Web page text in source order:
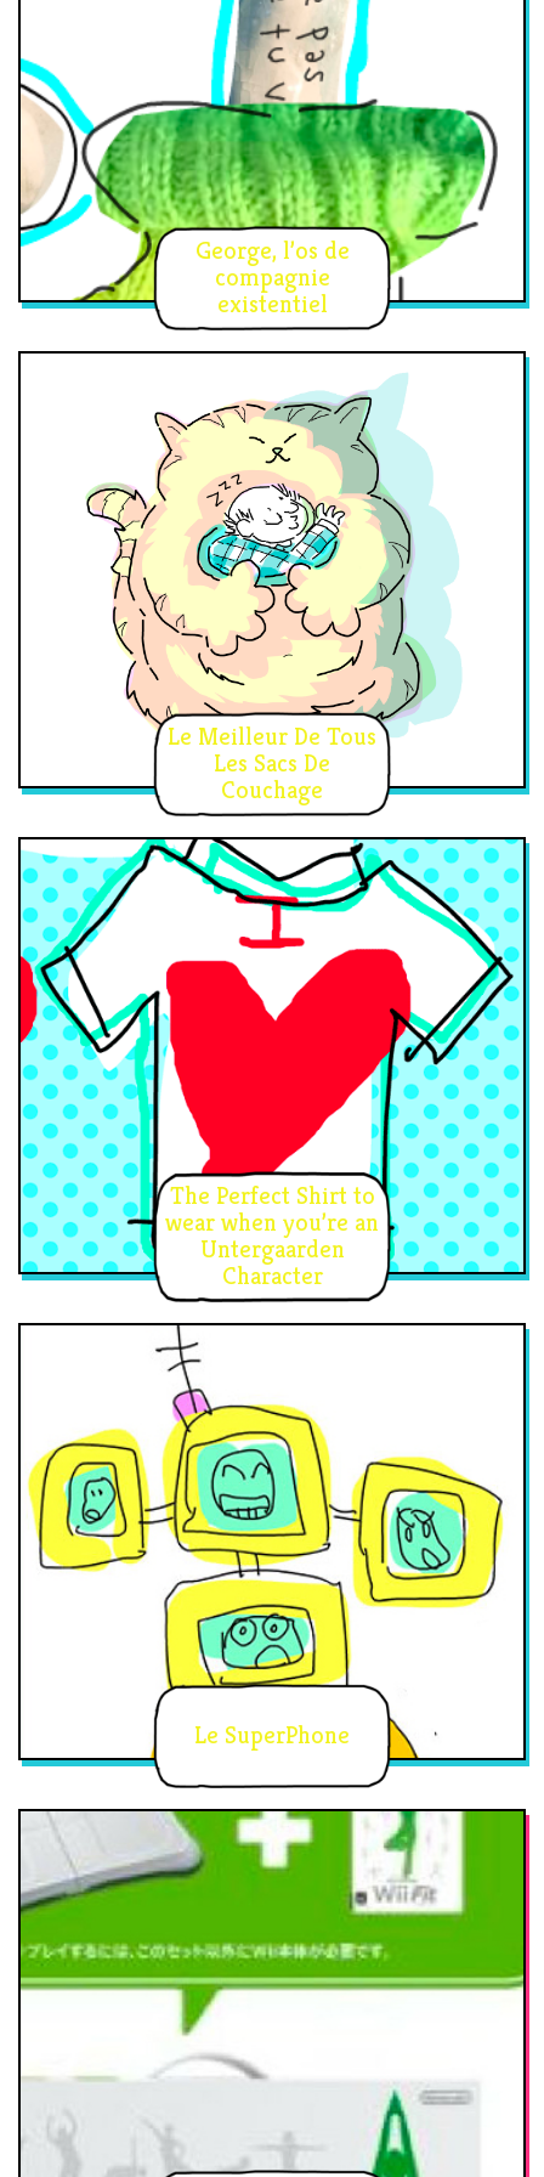
George, l’os de
compagnie
existentiel
Le Meilleur De Tous
Les Sacs De
Couchage
The Perfect Shirt to
wear when you’re an
Untergaarden
Character
Le SuperPhone